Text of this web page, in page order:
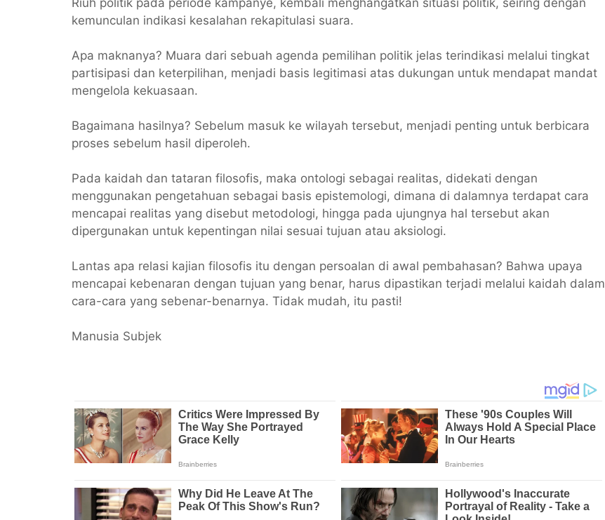
Riuh politik pada periode kampanye, kembali menghangatkan situasi politik, seiring dengan
kemunculan indikasi kesalahan rekapitulasi suara.
Apa maknanya? Muara dari sebuah agenda pemilihan politik jelas terindikasi melalui tingkat
partisipasi dan keterpilihan, menjadi basis legitimasi atas dukungan untuk mendapat mandat
mengelola kekuasaan.
Bagaimana hasilnya? Sebelum masuk ke wilayah tersebut, menjadi penting untuk berbicara
proses sebelum hasil diperoleh.
Pada kaidah dan tataran filosofis, maka ontologi sebagai realitas, didekati dengan
menggunakan pengetahuan sebagai basis epistemologi, dimana di dalamnya terdapat cara
mencapai realitas yang disebut metodologi, hingga pada ujungnya hal tersebut akan
dipergunakan untuk kepentingan nilai sesuai tujuan atau aksiologi.
Lantas apa relasi kajian filosofis itu dengan persoalan di awal pembahasan? Bahwa upaya
mencapai kebenaran dengan tujuan yang benar, harus dipastikan terjadi melalui kaidah dalam
cara-cara yang sebenar-benarnya. Tidak mudah, itu pasti!
Manusia Subjek